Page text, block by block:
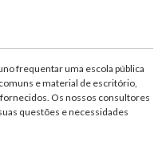
frequentar uma escola pública
e material de escritório,
Os nossos consultores
questões e necessidades